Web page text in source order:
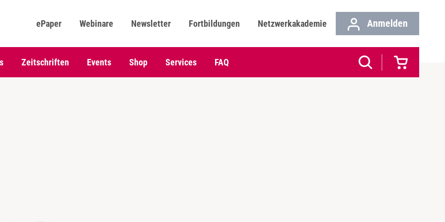
ePaper Webinare Newsletter Fortbildungen Netzwerkakademie Anmelden
Zeitschriften Events Shop Services FAQ